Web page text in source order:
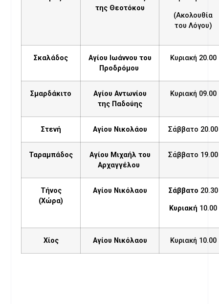
της Θεοτόκου
(Ακολουθία
του Λόγου)
Σκαλάδος
Αγίου Ιωάννου του
Προδρόμου
Κυριακή 20.00
Σμαρδάκιτο
Αγίου Αντωνίου
της Παδούης
Κυριακή 09.00
Στενή Αγίου Νικολάου Σάββατο 20.00
Ταραμπάδος
Αγίου Μιχαήλ του
Αρχαγγέλου
Σάββατο 19.00
Τήνος
(Χώρα)
Αγίου Νικόλαου Σάββατο 20.30
Κυριακή 10.00
Χίος Αγίου Νικόλαου Κυριακή 10.00